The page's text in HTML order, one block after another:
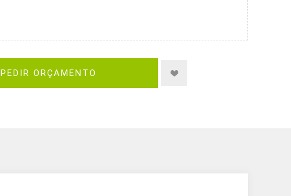
PEDIR ORÇAMENTO